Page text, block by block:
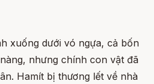
xuống dưới vó ngựa, cả bốn
nhưng chính con vật đã
Hamít bị thương lết về nhà